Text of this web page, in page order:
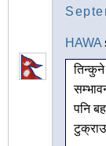
HAWA
पनि